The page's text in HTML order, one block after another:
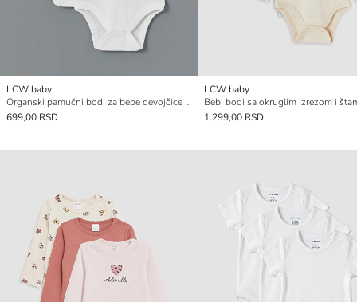
LCW baby
Organski pamučni bodi za bebe devojčice na kopčanje 2 pakovanja
699,00 RSD
LCW baby
1.299,00 RSD